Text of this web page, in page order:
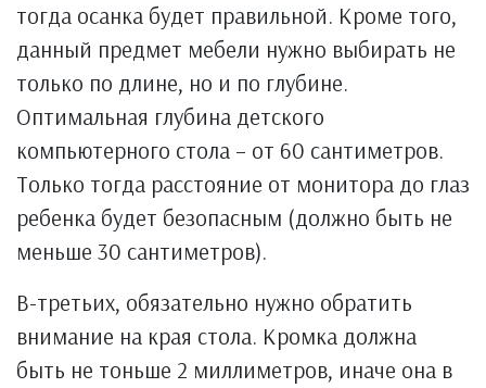
тогда осанка будет правильной. Кроме того,
данный предмет мебели нужно выбирать не
только по длине, но и по глубине.
Оптимальная глубина детского
компьютерного стола – от 60 сантиметров.
Только тогда расстояние от монитора до глаз
ребенка будет безопасным (должно быть не
меньше 30 сантиметров).
В-третьих, обязательно нужно обратить
внимание на края стола. Кромка должна
быть не тоньше 2 миллиметров, иначе она в